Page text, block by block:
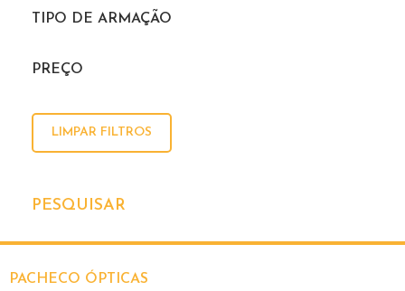
TIPO DE ARMAÇÃO
PREÇO
LIMPAR FILTROS
PESQUISAR
PACHECO ÓPTICAS